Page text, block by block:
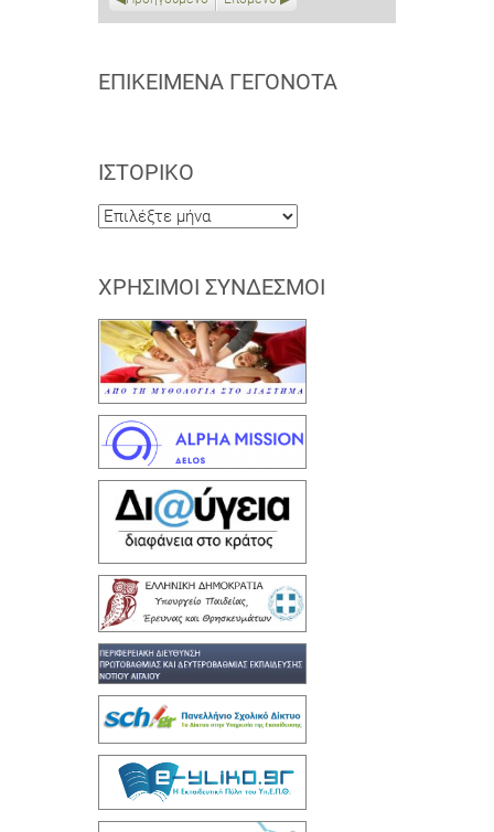
ΕΠΙΚΕΊΜΕΝΑ ΓΕΓΟΝΌΤΑ
ΙΣΤΟΡΙΚΌ
Ιστορικό
ΧΡΉΣΙΜΟΙ ΣΎΝΔΕΣΜΟΙ